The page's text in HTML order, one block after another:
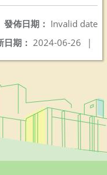
發佈日期： Invalid date
期： 2024-06-26 |